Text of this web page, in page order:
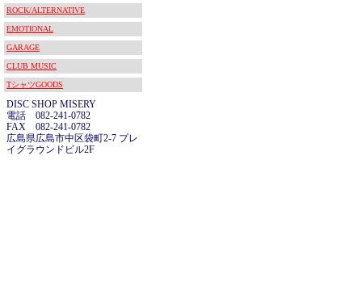
ROCK/ALTERNATIVE
EMOTIONAL
GARAGE
CLUB MUSIC
TシャツGOODS
DISC SHOP MISERY
電話 082-241-0782
FAX 082-241-0782
広島県広島市中区袋町2-7 プレ
イグラウンドビル2F